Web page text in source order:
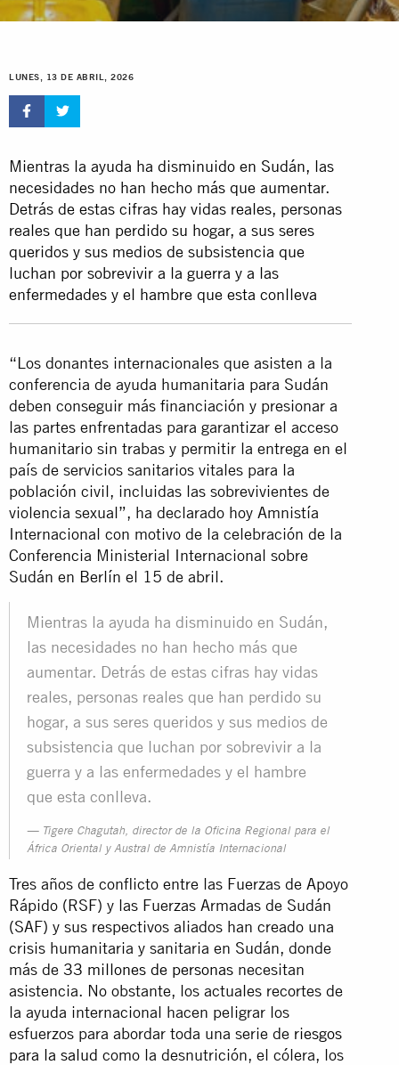
CUMPLE SU TERCER AÑO
LUNES, 13 DE ABRIL, 2026
Mientras la ayuda ha disminuido en Sudán, las
necesidades no han hecho más que aumentar.
Detrás de estas cifras hay vidas reales, personas
reales que han perdido su hogar, a sus seres
queridos y sus medios de subsistencia que
luchan por sobrevivir a la guerra y a las
enfermedades y el hambre que esta conlleva
“Los donantes internacionales que asisten a la
conferencia de ayuda humanitaria para Sudán
deben conseguir más financiación y presionar a
las partes enfrentadas para garantizar el acceso
humanitario sin trabas y permitir la entrega en el
país de servicios sanitarios vitales para la
población civil, incluidas las sobrevivientes de
violencia sexual”, ha declarado hoy Amnistía
Internacional con motivo de la celebración de la
Conferencia Ministerial Internacional sobre
Sudán en Berlín el 15 de abril.
Mientras la ayuda ha disminuido en Sudán,
las necesidades no han hecho más que
aumentar. Detrás de estas cifras hay vidas
reales, personas reales que han perdido su
hogar, a sus seres queridos y sus medios de
subsistencia que luchan por sobrevivir a la
guerra y a las enfermedades y el hambre
que esta conlleva.
Tigere Chagutah, director de la Oficina Regional para el
África Oriental y Austral de Amnistía Internacional
Tres años de conflicto entre las Fuerzas de Apoyo
Rápido (RSF) y las Fuerzas Armadas de Sudán
(SAF) y sus respectivos aliados han creado una
crisis humanitaria y sanitaria en Sudán, donde
más de 33 millones de personas necesitan
asistencia. No obstante, los actuales recortes de
la ayuda internacional hacen peligrar los
esfuerzos para abordar toda una serie de riesgos
para la salud como la desnutrición, el cólera, los